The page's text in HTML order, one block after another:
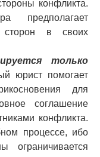
конфликта.
предполагает
сторон в своих
только
юрист помогает
для
соглашение
конфликта.
процессе, ибо
ограничивается